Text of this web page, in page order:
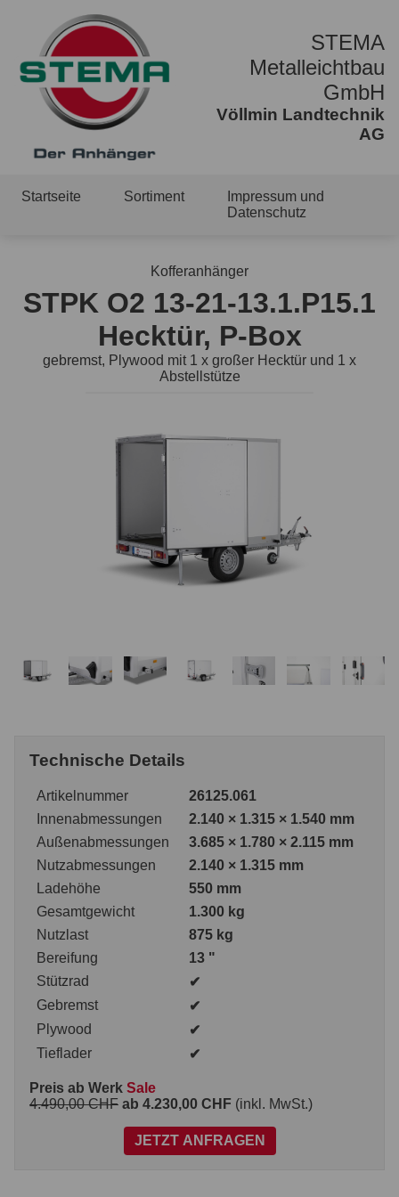
STEMA
Metalleichtbau
GmbH
Völlmin Landtechnik
AG
Startseite Sortiment
Impressum und
Datenschutz
Kofferanhänger
STPK O2 13-21-13.1.P15.1
Hecktür, P-Box
gebremst, Plywood mit 1 x großer Hecktür und 1 x
Abstellstütze
Technische Details
Artikelnummer
26125.061
Innenabmessungen
2.140 × 1.315 × 1.540 mm
Außenabmessungen
3.685 × 1.780 × 2.115 mm
Nutzabmessungen
2.140 × 1.315 mm
Ladehöhe
550 mm
Gesamtgewicht
1.300 kg
Nutzlast
875 kg
Bereifung
13 "
Stützrad
✔
Gebremst
✔
Plywood
✔
Tieflader
✔
Preis ab Werk Sale
4.490,00 CHF ab 4.230,00 CHF (inkl. MwSt.)
JETZT ANFRAGEN